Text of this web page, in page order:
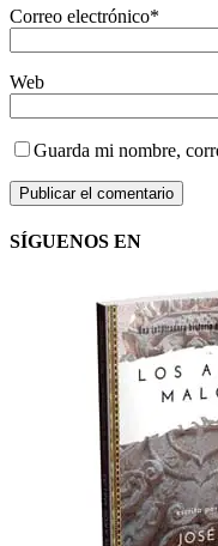
Correo electrónico*
Web
Guarda mi nombre,
SÍGUENOS EN